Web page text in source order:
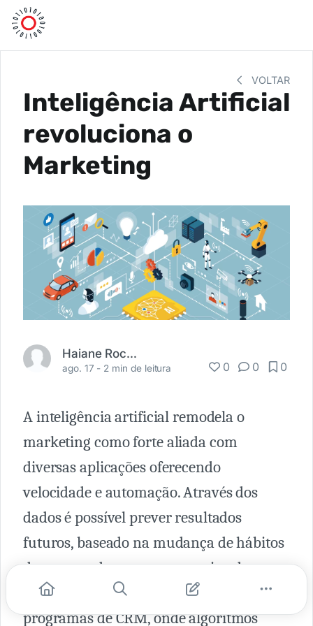
VOLTAR
Inteligência Artificial
revoluciona o
Marketing
Haiane Rocha
ago. 17 - 2 min de leitura 0 0 0
A inteligência artificial remodela o
marketing como forte aliada com
diversas aplicações oferecendo
velocidade e automação. Através dos
dados é possível prever resultados
futuros, baseado na mudança de hábitos
de compra das pessoas, esse tipo de
recurso é bastante utilizado nos
programas de CRM, onde algoritmos